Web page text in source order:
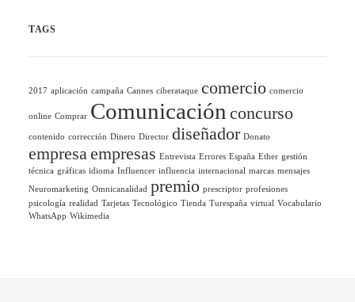
TAGS
2017 aplicación campaña Cannes ciberataque comercio comercio
online Comprar Comunicación concurso
contenido corrección Dinero Director diseñador Donato
empresaempresas Entrevista Errores España Ether gestión
técnica gráficas idioma Influencer influencia internacional marcas mensajes
Neuromarketing Omnicanalidad premio prescriptor profesiones
psicología realidad Tarjetas Tecnológico Tienda Turespaña virtual Vocabulario
WhatsApp Wikimedia